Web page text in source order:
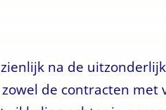
na de
de contracten